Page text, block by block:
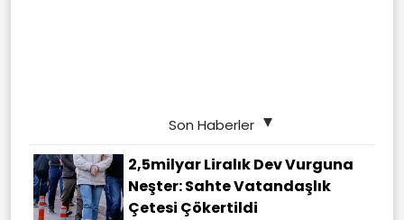
Son Haberler
2,5milyar Liralık Dev Vurguna
Neşter: Sahte Vatandaşlık
Çetesi Çökertildi